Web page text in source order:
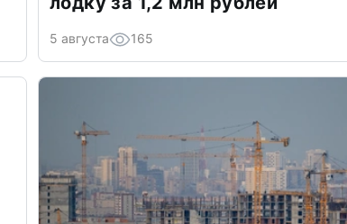
5 августа 165